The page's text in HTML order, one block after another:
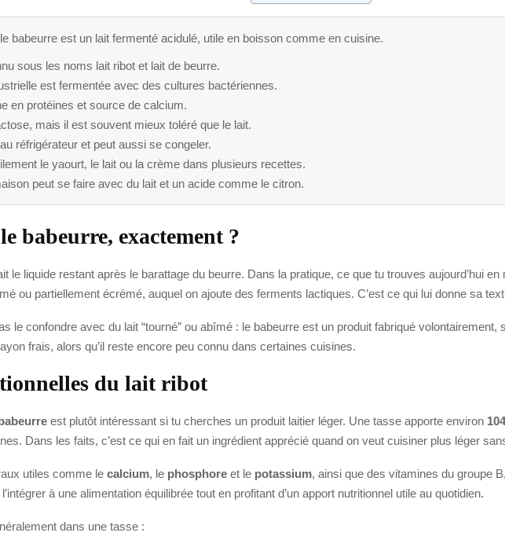
le babeurre est un lait fermenté acidulé, utile en boisson comme en cuisine.
sous les noms lait ribot et lait de beurre.
est fermentée avec des cultures bactériennes.
en protéines et source de calcium.
mais il est souvent mieux toléré que le lait.
réfrigérateur et peut aussi se congeler.
le yaourt, le lait ou la crème dans plusieurs recettes.
peut se faire avec du lait et un acide comme le citron.
babeurre, exactement ?
le liquide restant après le barattage du beurre. Dans la pratique, ce que tu trouves aujourd’hui
ou partiellement écrémé, auquel on ajoute des ferments lactiques. C’est ce qui lui donne sa
le confondre avec du lait “tourné” ou abîmé : le babeurre est un produit fabriqué volontairement,
frais, alors qu’il reste encore peu connu dans certaines cuisines.
du lait ribot
est plutôt intéressant si tu cherches un produit laitier léger. Une tasse apporte environ
Dans les faits, c’est ce qui en fait un ingrédient apprécié quand on veut cuisiner plus léger
utiles comme le calcium, le phosphore et le potassium, ainsi que des vitamines du groupe
à une alimentation équilibrée tout en profitant d’un apport nutritionnel utile au quotidien.
dans une tasse :